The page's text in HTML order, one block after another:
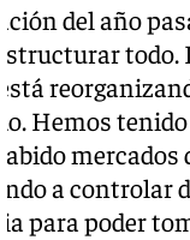
del año
Hemos
a controlar
para poder